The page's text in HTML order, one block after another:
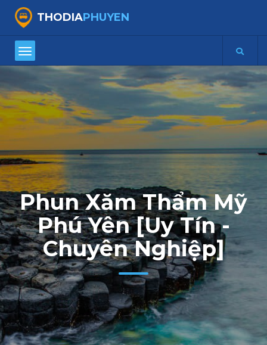
THODIAPHUYEN
Phun Xăm Thẩm Mỹ
Phú Yên [Uy Tín -
Chuyên Nghiệp]